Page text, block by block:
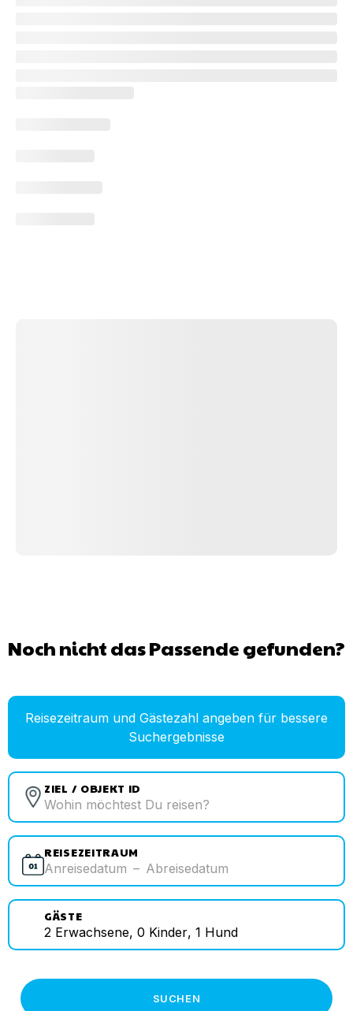
Noch nicht das Passende gefunden?
Reisezeitraum und Gästezahl angeben für bessere
Suchergebnisse
ZIEL / OBJEKT ID
REISEZEITRAUM
Anreisedatum – Abreisedatum
GÄSTE
2 Erwachsene, 0 Kinder, 1 Hund
SUCHEN